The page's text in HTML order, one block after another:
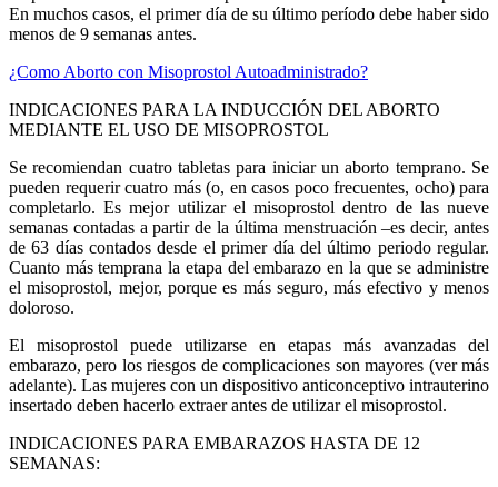
En muchos casos, el primer día de su último período debe haber sido
menos de 9 semanas antes.
¿Como Aborto con Misoprostol Autoadministrado?
INDICACIONES PARA LA INDUCCIÓN DEL ABORTO
MEDIANTE EL USO DE MISOPROSTOL
Se recomiendan cuatro tabletas para iniciar un aborto temprano. Se
pueden requerir cuatro más (o, en casos poco frecuentes, ocho) para
completarlo. Es mejor utilizar el misoprostol dentro de las nueve
semanas contadas a partir de la última menstruación –es decir, antes
de 63 días contados desde el primer día del último periodo regular.
Cuanto más temprana la etapa del embarazo en la que se administre
el misoprostol, mejor, porque es más seguro, más efectivo y menos
doloroso.
El misoprostol puede utilizarse en etapas más avanzadas del
embarazo, pero los riesgos de complicaciones son mayores (ver más
adelante). Las mujeres con un dispositivo anticonceptivo intrauterino
insertado deben hacerlo extraer antes de utilizar el misoprostol.
INDICACIONES PARA EMBARAZOS HASTA DE 12
SEMANAS: